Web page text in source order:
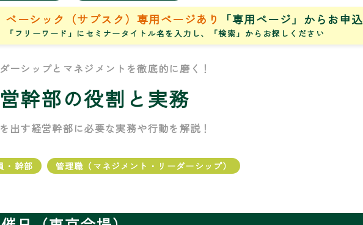
ベーシック（サブスク）専用ページあり 「専用ページ」からお申
「フリーワード」にセミナータイトル名を入力し、「検索」からお探しください
ーシップとマネジメントを徹底的に磨く！
幹部の役割と実務
出す経営幹部に必要な実務や行動を解説！
・幹部 管理職（マネジメント・リーダーシップ）